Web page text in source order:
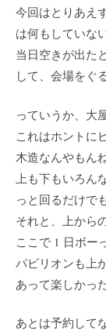
今回はとりあえ
は何もしていな
当日空きが出た
して、会場をぐ
っていうか、大
これはホントに
木造なんやもん
上も下もいろん
っと回るだけで
それと、上から
ここで 1 日ボー
パビリオンも上
あって楽しかった
あとは予約して